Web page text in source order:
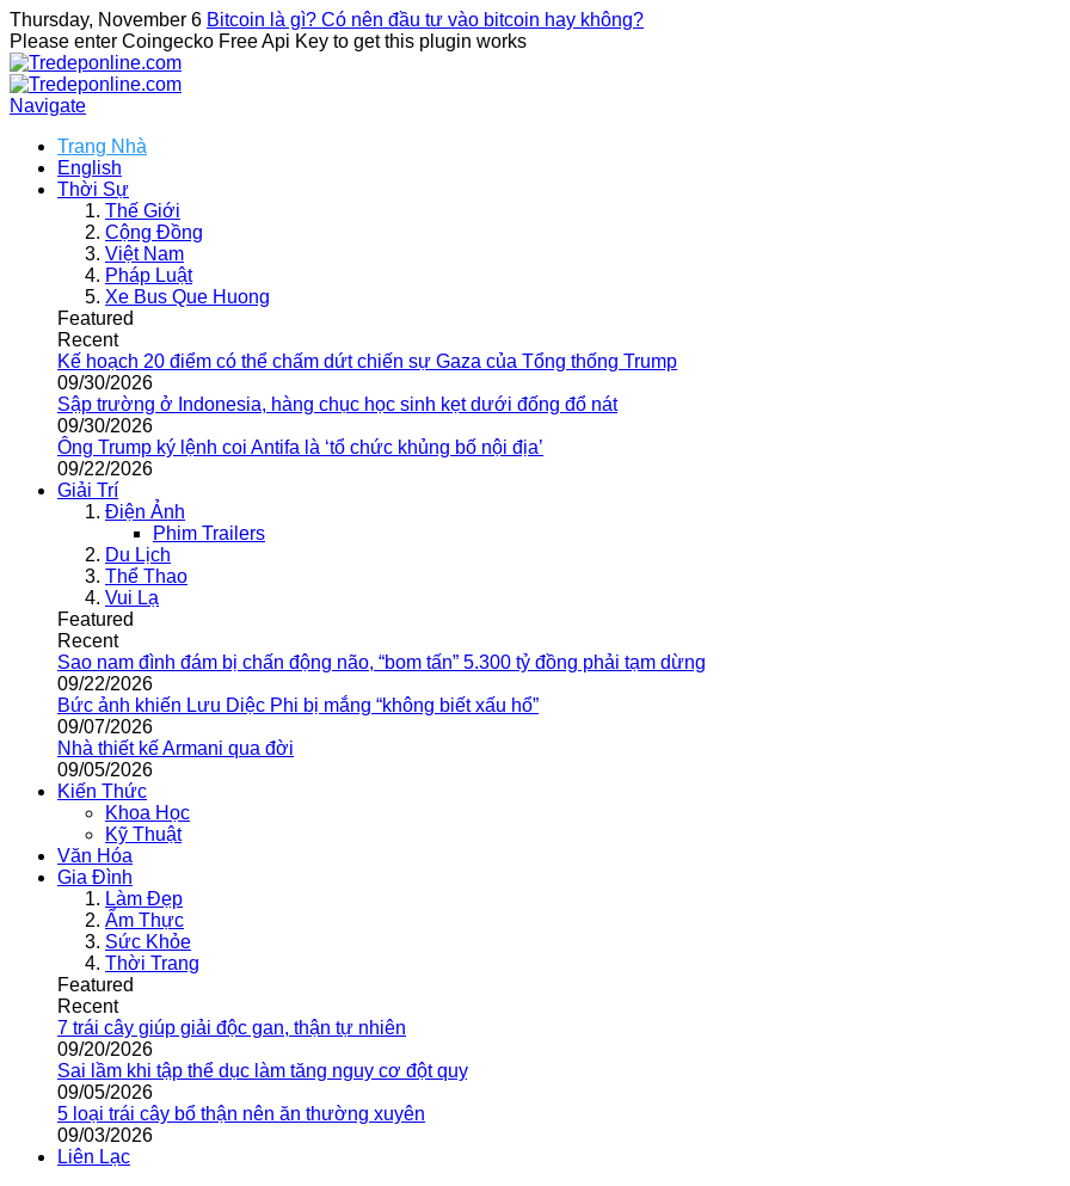
Thursday, November 6 Bitcoin là gì? Có nên đầu tư vào bitcoin hay không?
Please enter Coingecko Free Api Key to get this plugin works
Navigate
Trang Nhà
English
Thời Sự
Thế Giới
Cộng Đồng
Việt Nam
Pháp Luật
Xe Bus Que Huong
Featured
Recent
Kế hoạch 20 điểm có thể chấm dứt chiến sự Gaza của Tổng thống Trump
09/30/2026
Sập trường ở Indonesia, hàng chục học sinh kẹt dưới đống đổ nát
09/30/2026
Ông Trump ký lệnh coi Antifa là ‘tổ chức khủng bố nội địa’
09/22/2026
Giải Trí
Điện Ảnh
Phim Trailers
Du Lịch
Thể Thao
Vui Lạ
Featured
Recent
Sao nam đình đám bị chấn động não, “bom tấn” 5.300 tỷ đồng phải tạm dừng
09/22/2026
Bức ảnh khiến Lưu Diệc Phi bị mắng “không biết xấu hổ”
09/07/2026
Nhà thiết kế Armani qua đời
09/05/2026
Kiến Thức
Khoa Học
Kỹ Thuật
Văn Hóa
Gia Đình
Làm Đẹp
Ẩm Thực
Sức Khỏe
Thời Trang
Featured
Recent
7 trái cây giúp giải độc gan, thận tự nhiên
09/20/2026
Sai lầm khi tập thể dục làm tăng nguy cơ đột quỵ
09/05/2026
5 loại trái cây bổ thận nên ăn thường xuyên
09/03/2026
Liên Lạc